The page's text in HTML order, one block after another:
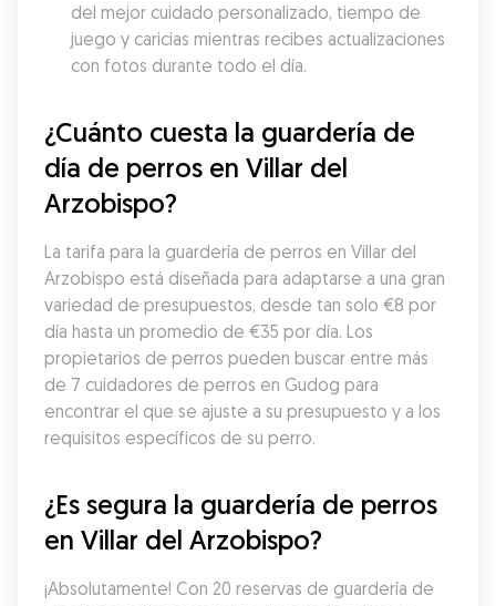
del mejor cuidado personalizado, tiempo de
juego y caricias mientras recibes actualizaciones
con fotos durante todo el día.
¿Cuánto cuesta la guardería de
día de perros en Villar del
Arzobispo?
La tarifa para la guardería de perros en Villar del
Arzobispo está diseñada para adaptarse a una gran
variedad de presupuestos, desde tan solo €8 por
día hasta un promedio de €35 por día. Los
propietarios de perros pueden buscar entre más
de 7 cuidadores de perros en Gudog para
encontrar el que se ajuste a su presupuesto y a los
requisitos específicos de su perro.
¿Es segura la guardería de perros
en Villar del Arzobispo?
¡Absolutamente! Con 20 reservas de guardería de